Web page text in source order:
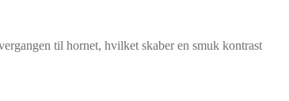
til hornet, hvilket skaber en smuk kontrast